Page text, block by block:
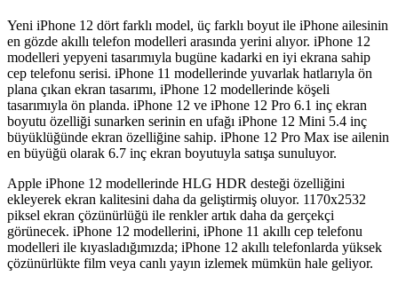
Yeni iPhone 12 dört farklı model, üç farklı boyut ile iPhone ailesinin
en gözde akıllı telefon modelleri arasında yerini alıyor. iPhone 12
modelleri yepyeni tasarımıyla bugüne kadarki en iyi ekrana sahip
cep telefonu serisi. iPhone 11 modellerinde yuvarlak hatlarıyla ön
plana çıkan ekran tasarımı, iPhone 12 modellerinde köşeli
tasarımıyla ön planda. iPhone 12 ve iPhone 12 Pro 6.1 inç ekran
boyutu özelliği sunarken serinin en ufağı iPhone 12 Mini 5.4 inç
büyüklüğünde ekran özelliğine sahip. iPhone 12 Pro Max ise ailenin
en büyüğü olarak 6.7 inç ekran boyutuyla satışa sunuluyor.
Apple iPhone 12 modellerinde HLG HDR desteği özelliğini
ekleyerek ekran kalitesini daha da geliştirmiş oluyor. 1170x2532
piksel ekran çözünürlüğü ile renkler artık daha da gerçekçi
görünecek. iPhone 12 modellerini, iPhone 11 akıllı cep telefonu
modelleri ile kıyasladığımızda; iPhone 12 akıllı telefonlarda yüksek
çözünürlükte film veya canlı yayın izlemek mümkün hale geliyor.